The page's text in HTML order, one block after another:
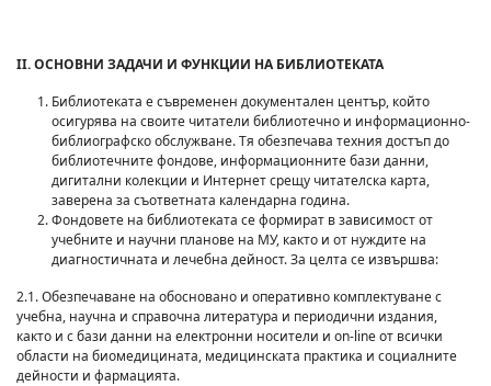
II. ОСНОВНИ ЗАДАЧИ И ФУНКЦИИ НА БИБЛИОТЕКАТА
Библиотеката е съвременен документален център, който
осигурява на своите читатели библиотечно и информационно-
библиографско обслужване. Тя обезпечава техния достъп до
библиотечните фондове, информационните бази данни,
дигитални колекции и Интернет срещу читателска карта,
заверена за съответната календарна година.
Фондовете на библиотеката се формират в зависимост от
учебните и научни планове на МУ, както и от нуждите на
диагностичната и лечебна дейност. За целта се извършва:
2.1. Обезпечаване на обосновано и оперативно комплектуване с
учебна, научна и справочна литература и периодични издания,
както и с бази данни на електронни носители и on-line от всички
области на биомедицината, медицинската практика и социалните
дейности и фармацията.